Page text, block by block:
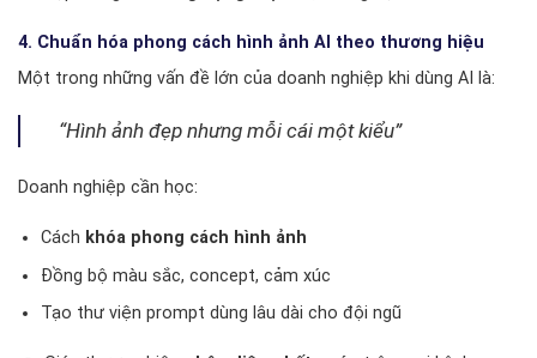
4. Chuẩn hóa phong cách hình ảnh AI theo thương hiệu
Một trong những vấn đề lớn của doanh nghiệp khi dùng AI là:
“Hình ảnh đẹp nhưng mỗi cái một kiểu”
Doanh nghiệp cần học:
Cách khóa phong cách hình ảnh
Đồng bộ màu sắc, concept, cảm xúc
Tạo thư viện prompt dùng lâu dài cho đội ngũ